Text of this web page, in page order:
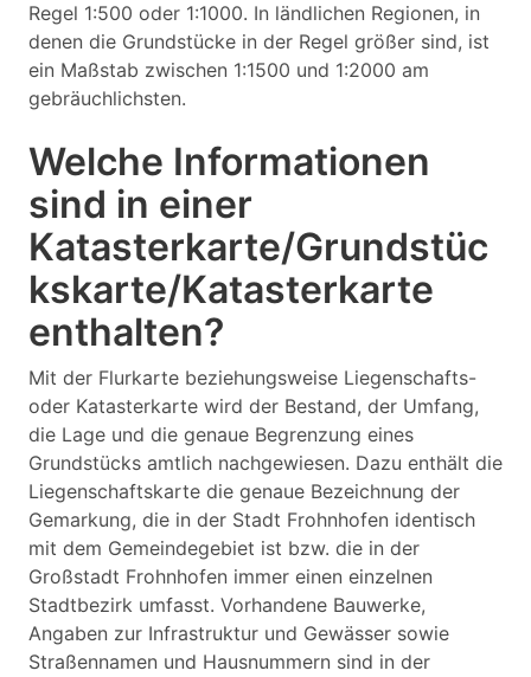
Regel 1:500 oder 1:1000. In ländlichen Regionen, in
denen die Grundstücke in der Regel größer sind, ist
ein Maßstab zwischen 1:1500 und 1:2000 am
gebräuchlichsten.
Welche Informationen
sind in einer
Katasterkarte/Grundstüc
kskarte/Katasterkarte
enthalten?
Mit der Flurkarte beziehungsweise Liegenschafts-
oder Katasterkarte wird der Bestand, der Umfang,
die Lage und die genaue Begrenzung eines
Grundstücks amtlich nachgewiesen. Dazu enthält die
Liegenschaftskarte die genaue Bezeichnung der
Gemarkung, die in der Stadt Frohnhofen identisch
mit dem Gemeindegebiet ist bzw. die in der
Großstadt Frohnhofen immer einen einzelnen
Stadtbezirk umfasst. Vorhandene Bauwerke,
Angaben zur Infrastruktur und Gewässer sowie
Straßennamen und Hausnummern sind in der